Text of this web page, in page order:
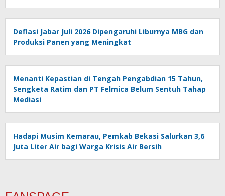
Deflasi Jabar Juli 2026 Dipengaruhi Liburnya MBG dan
Produksi Panen yang Meningkat
Menanti Kepastian di Tengah Pengabdian 15 Tahun,
Sengketa Ratim dan PT Felmica Belum Sentuh Tahap
Mediasi
Hadapi Musim Kemarau, Pemkab Bekasi Salurkan 3,6
Juta Liter Air bagi Warga Krisis Air Bersih